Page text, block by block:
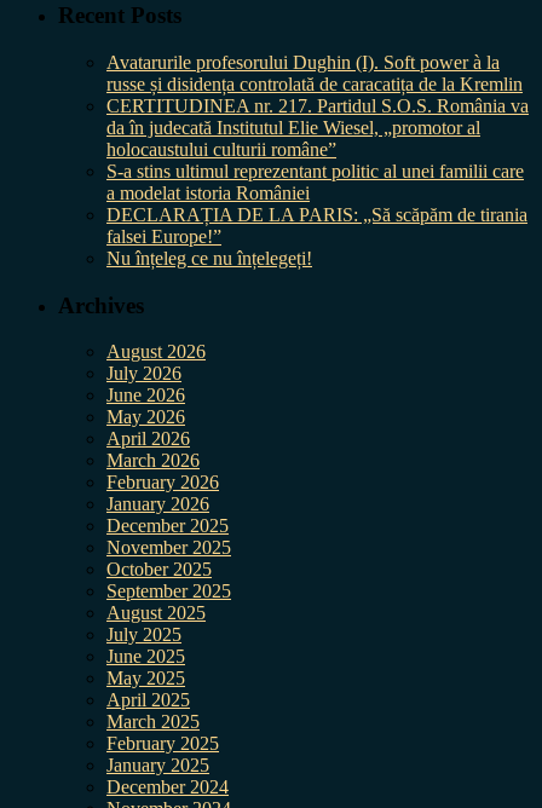
Recent Posts
Avatarurile profesorului Dughin (I). Soft power à la
russe și disidența controlată de caracatița de la Kremlin
CERTITUDINEA nr. 217. Partidul S.O.S. România va
da în judecată Institutul Elie Wiesel, „promotor al
holocaustului culturii române”
S-a stins ultimul reprezentant politic al unei familii care
a modelat istoria României
DECLARAȚIA DE LA PARIS: „Să scăpăm de tirania
falsei Europe!”
Nu înțeleg ce nu înțelegeți!
Archives
August 2026
July 2026
June 2026
May 2026
April 2026
March 2026
February 2026
January 2026
December 2025
November 2025
October 2025
September 2025
August 2025
July 2025
June 2025
May 2025
April 2025
March 2025
February 2025
January 2025
December 2024